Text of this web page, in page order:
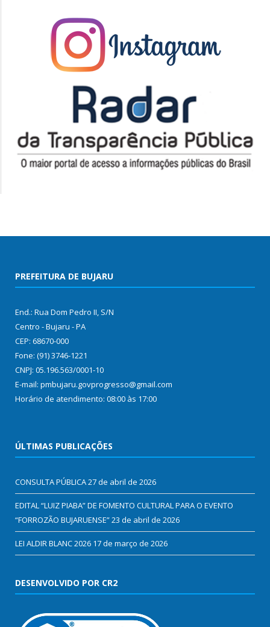
PREFEITURA DE BUJARU
End.: Rua Dom Pedro II, S/N
Centro - Bujaru - PA
CEP: 68670-000
Fone: (91) 3746-1221
CNPJ: 05.196.563/0001-10
E-mail: pmbujaru.govprogresso@gmail.com
Horário de atendimento: 08:00 às 17:00
ÚLTIMAS PUBLICAÇÕES
CONSULTA PÚBLICA27 de abril de 2026
EDITAL “LUIZ PIABA” DE FOMENTO CULTURAL PARA O EVENTO
“FORROZÃO BUJARUENSE”23 de abril de 2026
LEI ALDIR BLANC 2026 17 de março de 2026
DESENVOLVIDO POR CR2